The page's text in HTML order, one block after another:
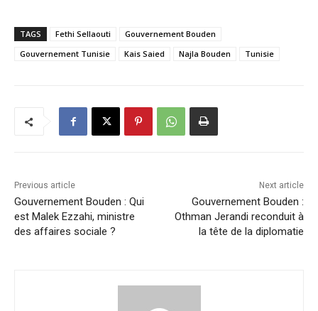
TAGS Fethi Sellaouti
Gouvernement Bouden
Gouvernement Tunisie
Kais Saied Najla Bouden Tunisie
Previous article
Gouvernement Bouden : Qui
est Malek Ezzahi, ministre
des affaires sociale ?
Next article
Gouvernement Bouden :
Othman Jerandi reconduit à
la tête de la diplomatie